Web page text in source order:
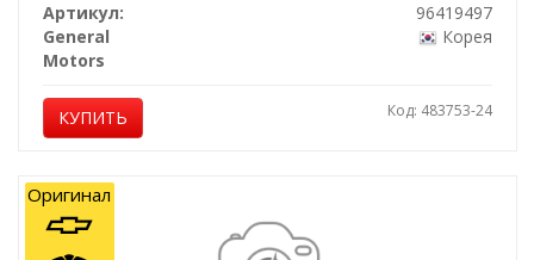
Артикул:
96419497
General
Motors
Корея
КУПИТЬ Код: 483753-24
Оригинал